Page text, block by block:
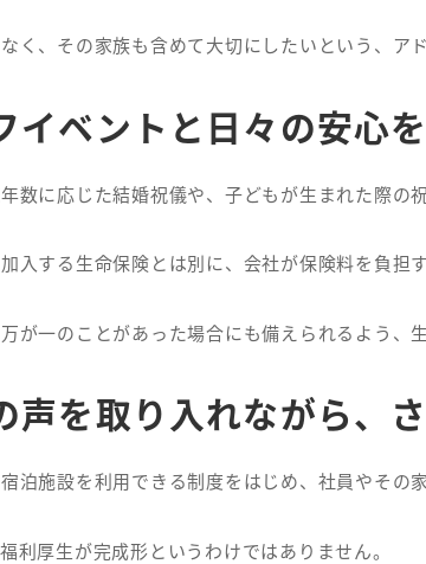
く、その家族も含めて大切にしたいという、ア
イベントと日々の安心
数に応じた結婚祝儀や、子どもが生まれた際の
入する生命保険とは別に、 会社が保険料を負担
が一のことがあった場合にも備えられるよう、
声を取り入れながら、
泊施設を利用できる制度をはじめ、 社員やその
利厚生が完成形というわけではありません。